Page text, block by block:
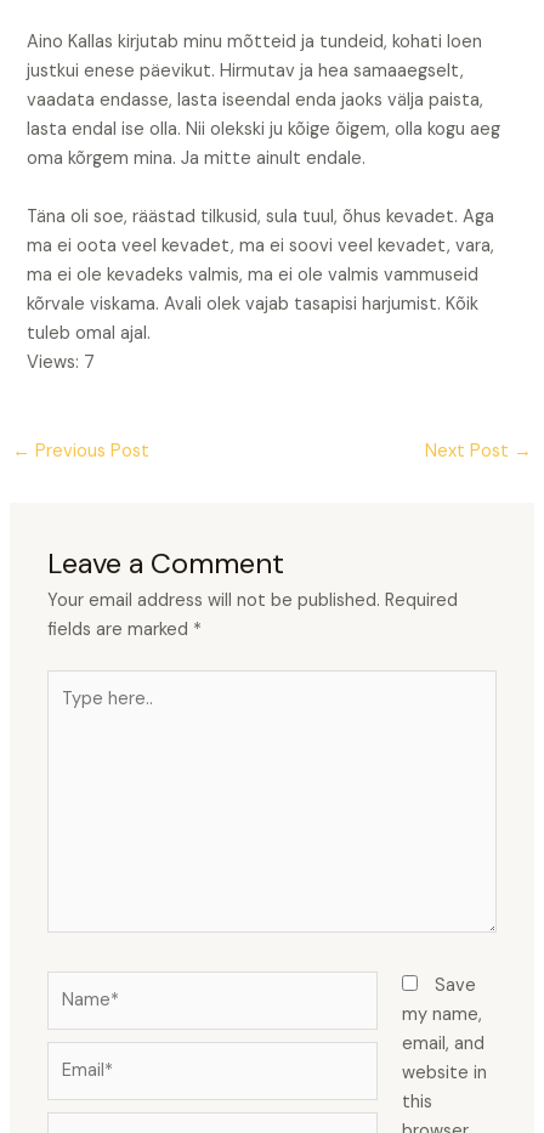
Aino Kallas kirjutab minu mõtteid ja tundeid, kohati loen
justkui enese päevikut. Hirmutav ja hea samaaegselt,
vaadata endasse, lasta iseendal enda jaoks välja paista,
lasta endal ise olla. Nii olekski ju kõige õigem, olla kogu aeg
oma kõrgem mina. Ja mitte ainult endale.
Täna oli soe, räästad tilkusid, sula tuul, õhus kevadet. Aga
ma ei oota veel kevadet, ma ei soovi veel kevadet, vara,
ma ei ole kevadeks valmis, ma ei ole valmis vammuseid
kõrvale viskama. Avali olek vajab tasapisi harjumist. Kõik
tuleb omal ajal.
Views: 7
← Previous Post Next Post →
Leave a Comment
Your email address will not be published. Required
fields are marked *
here..
Save
my name,
email, and
website in
this